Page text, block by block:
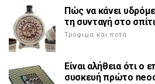
Πώς να κάνει
τη συνταγή στο σπίτι
Τρόφιμα και ποτά
Είναι αλήθεια ότι ο
συσκευή πρώτο